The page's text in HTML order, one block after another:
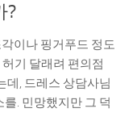
?
이나 핑거푸드 정도
기 달래려 편의점
데, 드레스 상담사님
. 민망했지만 그 덕